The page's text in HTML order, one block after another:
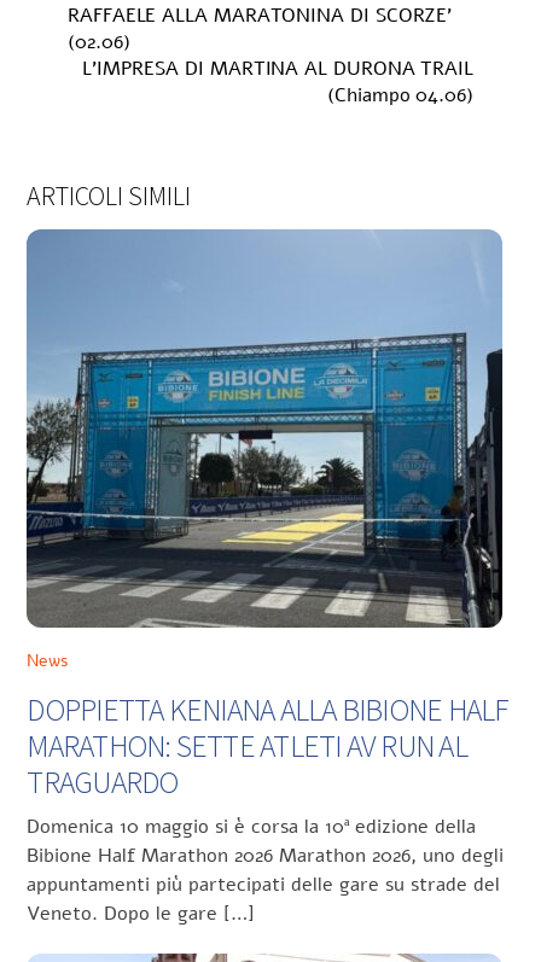
RAFFAELE ALLA MARATONINA DI SCORZE’
(02.06)
L’IMPRESA DI MARTINA AL DURONA TRAIL
(Chiampo 04.06)
ARTICOLI SIMILI
News
DOPPIETTA KENIANA ALLA BIBIONE HALF
MARATHON: SETTE ATLETI AV RUN AL
TRAGUARDO
Domenica 10 maggio si è corsa la 10ª edizione della
Bibione Half Marathon 2026 Marathon 2026, uno degli
appuntamenti più partecipati delle gare su strade del
Veneto. Dopo le gare […]